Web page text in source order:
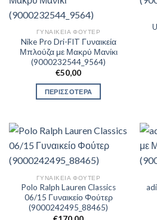
ΓΥΝΑΙΚΕΊΑ ΦΟΎΤΕΡ
Nike Pro Dri-FIT Γυναικεία
Μπλούζα με Μακρύ Μανίκι
(9000232544_9564)
€50,00
ΠΕΡΙΣΣΟΤΕΡΑ
ΓΥΝΑΙΚΕΊΑ ΦΟΎΤΕΡ
Polo Ralph Lauren Classics
06/15 Γυναικείο Φούτερ
(9000242495_88465)